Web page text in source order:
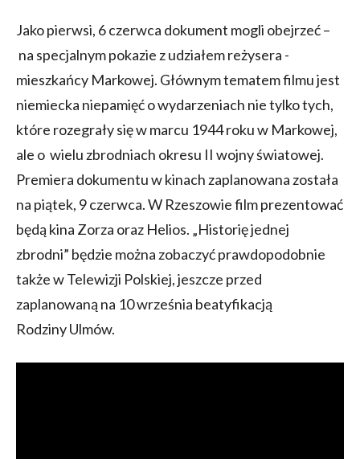
Jako pierwsi, 6 czerwca dokument mogli obejrzeć –
na specjalnym pokazie z udziałem reżysera -
mieszkańcy Markowej. Głównym tematem filmu jest
niemiecka niepamięć o wydarzeniach nie tylko tych,
które rozegrały się w marcu 1944 roku w Markowej,
ale o wielu zbrodniach okresu II wojny światowej.
Premiera dokumentu w kinach zaplanowana została
na piątek, 9 czerwca. W Rzeszowie film prezentować
będą kina Zorza oraz Helios. „Historię jednej
zbrodni” będzie można zobaczyć prawdopodobnie
także w Telewizji Polskiej, jeszcze przed
zaplanowaną na 10 września beatyfikacją
Rodziny Ulmów.